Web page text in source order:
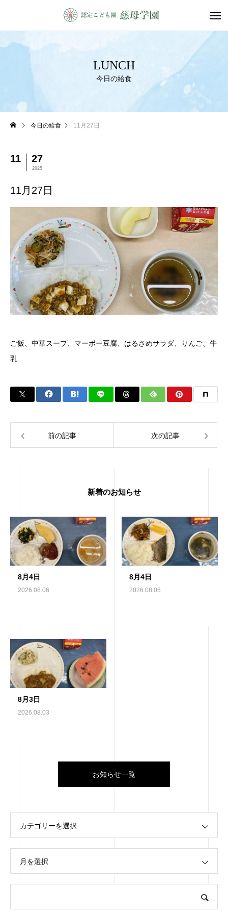
LUNCH
今日の給食
今日の給食 11月27日
11 27
2025
11月27日
ご飯、中華スープ、マーボー豆腐、はるさめサラダ、りんご、牛
乳
前の記事 次の記事
新着のお知らせ
8月4日
2026.08.06
8月4日
2026.08.05
8月3日
2026.08.03
お知らせ一覧
カテゴリーを選択
月を選択